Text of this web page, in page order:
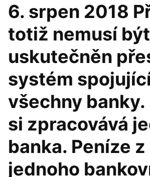
6. srpen 2018
totiž nemusí být
uskutečněn
systém
všechny banky.
si zpracovává
banka. Peníze z
jednoho